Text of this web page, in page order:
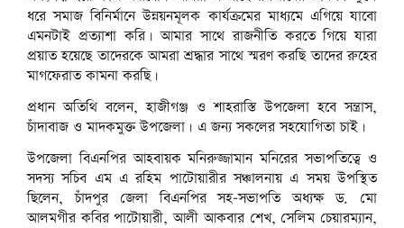
ধরে সমাজ বিনির্মানে উন্নয়নমূলক কার্যক্রমের মাধ্যমে এগিয়ে যাবো
এমনটাই প্রত্যাশা করি। আমার সাথে রাজনীতি করতে গিয়ে যারা
প্রয়াত হয়েছে তাদেরকে আমরা শ্রদ্ধার সাথে স্মরণ করছি তাদের রুহের
মাগফেরাত কামনা করছি।
প্রধান অতিথি বলেন, হাজীগঞ্জ ও শাহরাস্তি উপজেলা হবে সন্ত্রাস,
চাঁদাবাজ ও মাদকমুক্ত উপজেলা। এ জন্য সকলের সহযোগিতা চাই।
উপজেলা বিএনপির আহবায়ক মনিরুজ্জামান মনিরের সভাপতিত্বে ও
সদস্য সচিব এম এ রহিম পাটোয়ারীর সঞ্চালনায় এ সময় উপস্থিত
ছিলেন, চাঁদপুর জেলা বিএনপির সহ-সভাপতি অধ্যক্ষ ড. মো
আলমগীর কবির পাটোয়ারী, আলী আকবার শেখ, সেলিম চেয়ারম্যান,